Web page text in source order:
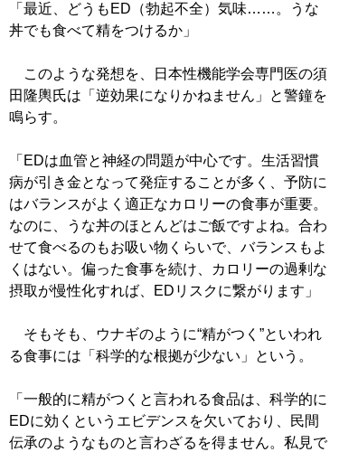
「最近、どうもED（勃起不全）気味……。うな
丼でも食べて精をつけるか」
このような発想を、日本性機能学会専門医の須
田隆輿氏は「逆効果になりかねません」と警鐘を
鳴らす。
「EDは血管と神経の問題が中心です。生活習慣
病が引き金となって発症することが多く、予防に
はバランスがよく適正なカロリーの食事が重要。
なのに、うな丼のほとんどはご飯ですよね。合わ
せて食べるのもお吸い物くらいで、バランスもよ
くはない。偏った食事を続け、カロリーの過剰な
摂取が慢性化すれば、EDリスクに繋がります」
そもそも、ウナギのように“精がつく”といわれ
る食事には「科学的な根拠が少ない」という。
「一般的に精がつくと言われる食品は、科学的に
EDに効くというエビデンスを欠いており、民間
伝承のようなものと言わざるを得ません。私見で